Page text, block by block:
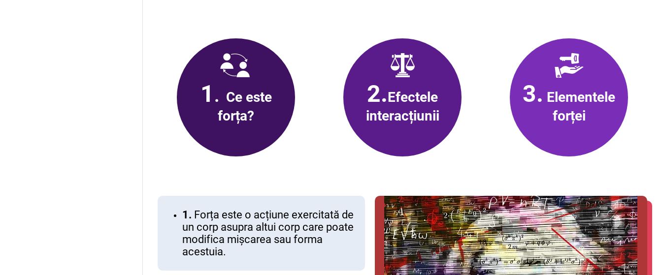
1 . Ce este
forța?
2.Efectele
interacțiunii
3. Elementele
forței
1. Forța este o acțiune exercitată de
un corp asupra altui corp care poate
modifica mișcarea sau forma
acestuia.